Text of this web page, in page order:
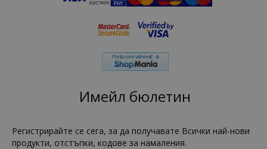
Имейл бюлетин
Регистрирайте се сега, за да получавате Всички най-нови
продукти, отстъпки, кодове за намаления.